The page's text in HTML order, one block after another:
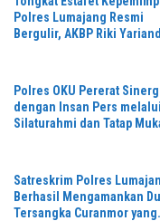
Polres Lumajang Resmi
Bergulir, AKBP Riki
Polres OKU Pererat
dengan Insan Pers melalui
Silaturahmi dan Tatap
Satreskrim Polres
Berhasil Mengamankan
Tersangka Curanmor yang